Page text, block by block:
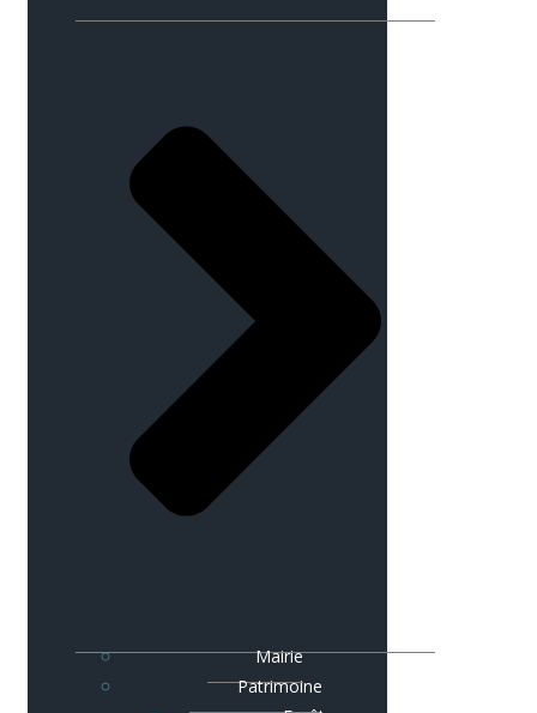
Mairie
Patrimoine